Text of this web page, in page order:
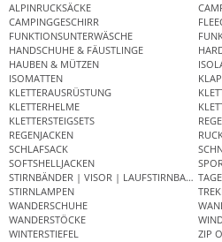
ALPINRUCKSÄCKE
CAMPINGGESCHIRR
FUNKTIONSUNTERWÄSCHE
HANDSCHUHE & FÄUSTLINGE
HAUBEN & MÜTZEN
ISOMATTEN
KLETTERAUSRÜSTUNG
KLETTERHELME
KLETTERSTEIGSETS
REGENJACKEN
SCHLAFSACK
SOFTSHELLJACKEN
STIRNBÄNDER | VISOR | LAUFSTIRNBAND
STIRNLAMPEN
WANDERSCHUHE
WANDERSTÖCKE
WINTERSTIEFEL
ZIP